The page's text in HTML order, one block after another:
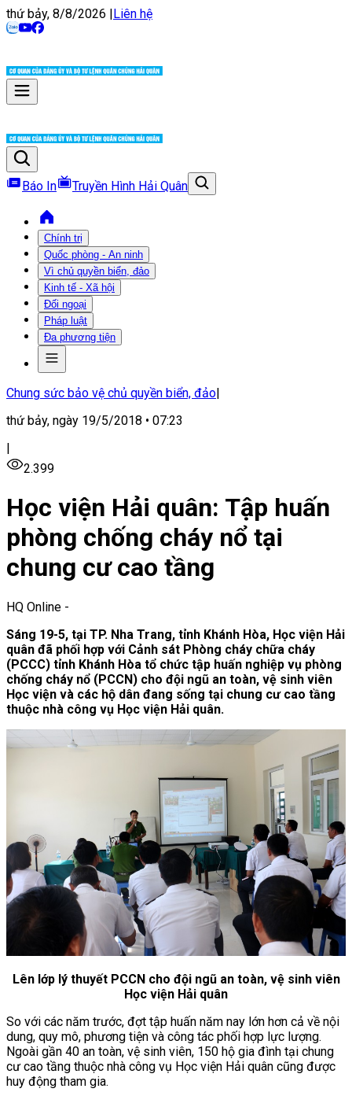
thứ bảy, 8/8/2026 |Liên hệ
Báo In Truyền Hình Hải Quân
Chính trị
Quốc phòng - An ninh
Vì chủ quyền biển, đảo
Kinh tế - Xã hội
Đối ngoại
Pháp luật
Đa phương tiện
Chung sức bảo vệ chủ quyền biển, đảo|
thứ bảy, ngày 19/5/2018 • 07:23
|
2.399
Học viện Hải quân: Tập huấn
phòng chống cháy nổ tại
chung cư cao tầng
HQ Online -
Sáng 19-5, tại TP. Nha Trang, tỉnh Khánh Hòa, Học viện Hải
quân đã phối hợp với Cảnh sát Phòng cháy chữa cháy
(PCCC) tỉnh Khánh Hòa tổ chức tập huấn nghiệp vụ phòng
chống cháy nổ (PCCN) cho đội ngũ an toàn, vệ sinh viên
Học viện và các hộ dân đang sống tại chung cư cao tầng
thuộc nhà công vụ Học viện Hải quân.
Lên lớp lý thuyết PCCN cho đội ngũ an toàn, vệ sinh viên
Học viện Hải quân
So với các năm trước, đợt tập huấn năm nay lớn hơn cả về nội
dung, quy mô, phương tiện và công tác phối hợp lực lượng.
Ngoài gần 40 an toàn, vệ sinh viên, 150 hộ gia đình tại chung
cư cao tầng thuộc nhà công vụ Học viện Hải quân cũng được
huy động tham gia.